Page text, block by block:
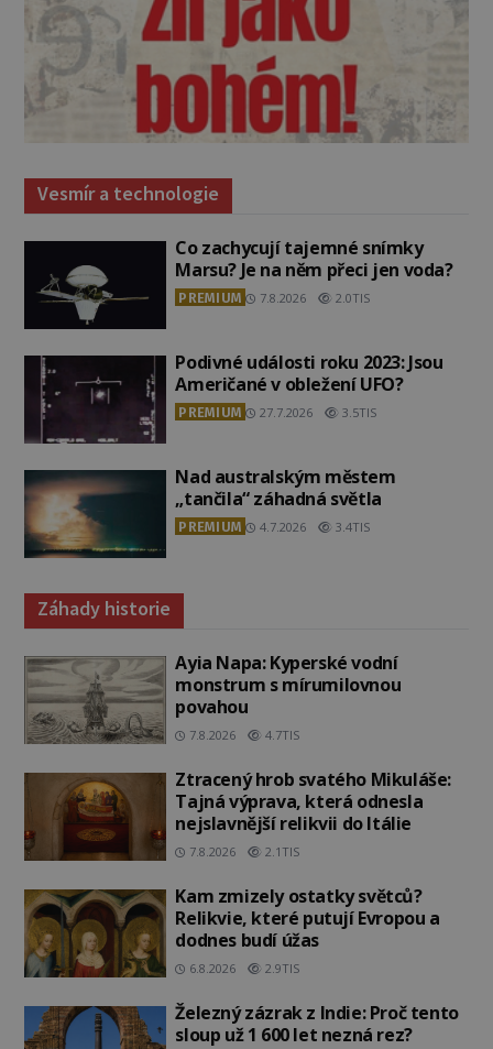
Vesmír a technologie
Co zachycují tajemné snímky
Marsu? Je na něm přeci jen voda?
PREMIUM 7.8.2026 2.0TIS
Podivné události roku 2023: Jsou
Američané v obležení UFO?
PREMIUM 27.7.2026 3.5TIS
Nad australským městem
„tančila“ záhadná světla
PREMIUM 4.7.2026 3.4TIS
Záhady historie
Ayia Napa: Kyperské vodní
monstrum s mírumilovnou
povahou
7.8.2026 4.7TIS
Ztracený hrob svatého Mikuláše:
Tajná výprava, která odnesla
nejslavnější relikvii do Itálie
7.8.2026 2.1TIS
Kam zmizely ostatky světců?
Relikvie, které putují Evropou a
dodnes budí úžas
6.8.2026 2.9TIS
Železný zázrak z Indie: Proč tento
sloup už 1 600 let nezná rez?